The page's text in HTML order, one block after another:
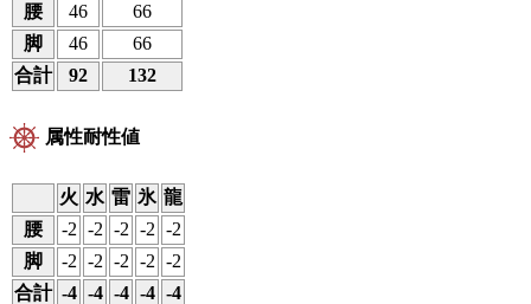
腰
46
66
脚
46
66
合計
92 132
属性耐性値
火 水 雷 氷 龍
腰
-2 -2 -2 -2 -2
脚
-2 -2 -2 -2 -2
合計 -4 -4 -4 -4 -4